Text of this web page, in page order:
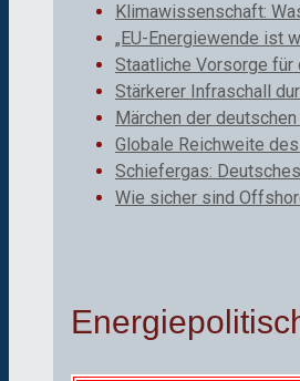
Klimawissenschaft:
„EU-Energiewende ist
Staatliche Vorsorge für
Stärkerer Infraschall
Märchen der
Globale Reichweite
Schiefergas:
Wie sicher sind